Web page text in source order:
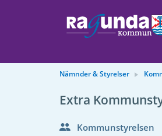
Nämnder & Styrelser
Extra
Kommunstyrelsen